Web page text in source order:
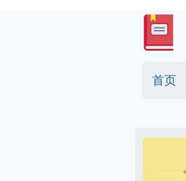
首页